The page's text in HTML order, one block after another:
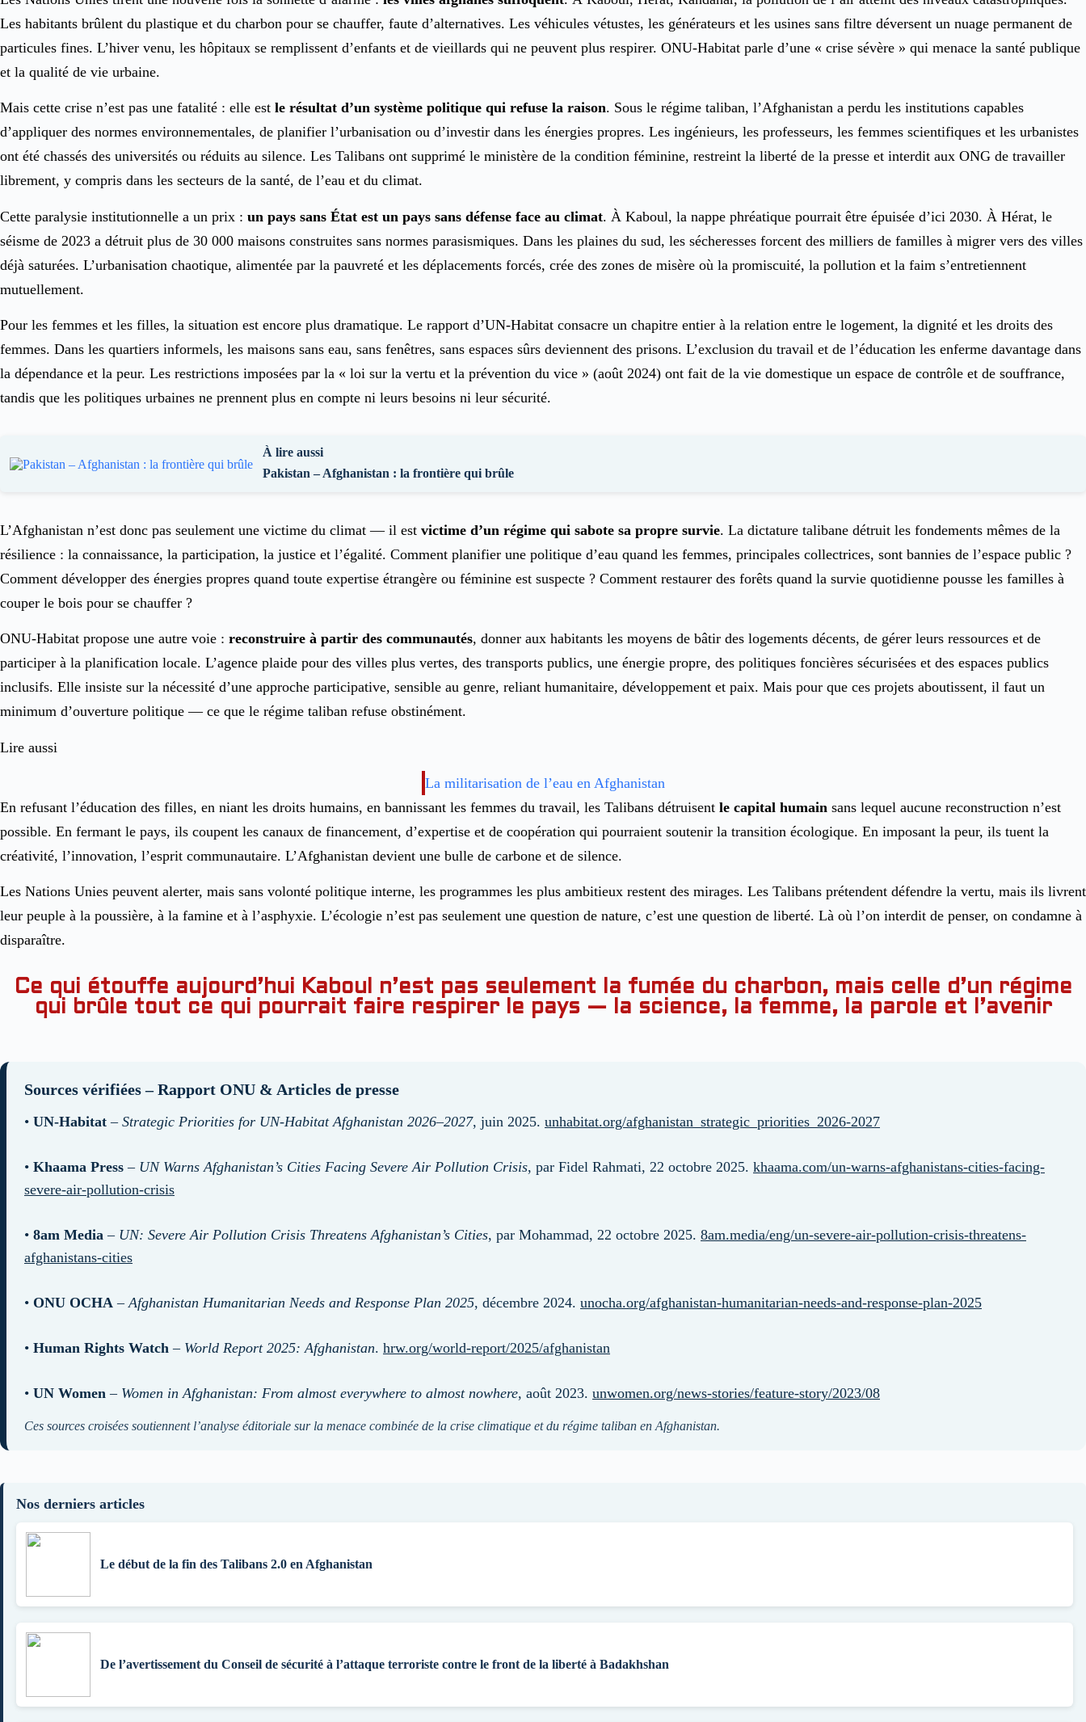
Les habitants brûlent du plastique et du charbon pour se chauffer, faute d’alternatives. Les véhicules vétustes, les générateurs et les usines sans filtre déversent un nuage permanent de
particules fines. L’hiver venu, les hôpitaux se remplissent d’enfants et de vieillards qui ne peuvent plus respirer. ONU-Habitat parle d’une « crise sévère » qui menace la santé publique
et la qualité de vie urbaine.
Mais cette crise n’est pas une fatalité : elle est le résultat d’un système politique qui refuse la raison. Sous le régime taliban, l’Afghanistan a perdu les institutions capables
d’appliquer des normes environnementales, de planifier l’urbanisation ou d’investir dans les énergies propres. Les ingénieurs, les professeurs, les femmes scientifiques et les urbanistes
ont été chassés des universités ou réduits au silence. Les Talibans ont supprimé le ministère de la condition féminine, restreint la liberté de la presse et interdit aux ONG de travailler
librement, y compris dans les secteurs de la santé, de l’eau et du climat.
Cette paralysie institutionnelle a un prix : un pays sans État est un pays sans défense face au climat. À Kaboul, la nappe phréatique pourrait être épuisée d’ici 2030. À Hérat, le
séisme de 2023 a détruit plus de 30 000 maisons construites sans normes parasismiques. Dans les plaines du sud, les sécheresses forcent des milliers de familles à migrer vers des villes
déjà saturées. L’urbanisation chaotique, alimentée par la pauvreté et les déplacements forcés, crée des zones de misère où la promiscuité, la pollution et la faim s’entretiennent
mutuellement.
Pour les femmes et les filles, la situation est encore plus dramatique. Le rapport d’UN-Habitat consacre un chapitre entier à la relation entre le logement, la dignité et les droits des
femmes. Dans les quartiers informels, les maisons sans eau, sans fenêtres, sans espaces sûrs deviennent des prisons. L’exclusion du travail et de l’éducation les enferme davantage dans
la dépendance et la peur. Les restrictions imposées par la « loi sur la vertu et la prévention du vice » (août 2024) ont fait de la vie domestique un espace de contrôle et de souffrance,
tandis que les politiques urbaines ne prennent plus en compte ni leurs besoins ni leur sécurité.
À lire aussi
Pakistan – Afghanistan : la frontière qui brûle
L’Afghanistan n’est donc pas seulement une victime du climat — il est victime d’un régime qui sabote sa propre survie. La dictature talibane détruit les fondements mêmes de la
résilience : la connaissance, la participation, la justice et l’égalité. Comment planifier une politique d’eau quand les femmes, principales collectrices, sont bannies de l’espace public ?
Comment développer des énergies propres quand toute expertise étrangère ou féminine est suspecte ? Comment restaurer des forêts quand la survie quotidienne pousse les familles à
couper le bois pour se chauffer ?
ONU-Habitat propose une autre voie : reconstruire à partir des communautés, donner aux habitants les moyens de bâtir des logements décents, de gérer leurs ressources et de
participer à la planification locale. L’agence plaide pour des villes plus vertes, des transports publics, une énergie propre, des politiques foncières sécurisées et des espaces publics
inclusifs. Elle insiste sur la nécessité d’une approche participative, sensible au genre, reliant humanitaire, développement et paix. Mais pour que ces projets aboutissent, il faut un
minimum d’ouverture politique — ce que le régime taliban refuse obstinément.
Lire aussi
La militarisation de l’eau en Afghanistan
En refusant l’éducation des filles, en niant les droits humains, en bannissant les femmes du travail, les Talibans détruisent le capital humain sans lequel aucune reconstruction n’est
possible. En fermant le pays, ils coupent les canaux de financement, d’expertise et de coopération qui pourraient soutenir la transition écologique. En imposant la peur, ils tuent la
créativité, l’innovation, l’esprit communautaire. L’Afghanistan devient une bulle de carbone et de silence.
Les Nations Unies peuvent alerter, mais sans volonté politique interne, les programmes les plus ambitieux restent des mirages. Les Talibans prétendent défendre la vertu, mais ils livrent
leur peuple à la poussière, à la famine et à l’asphyxie. L’écologie n’est pas seulement une question de nature, c’est une question de liberté. Là où l’on interdit de penser, on condamne à
disparaître.
Ce qui étouffe aujourd’hui Kaboul n’est pas seulement la fumée du charbon, mais celle d’un régime
qui brûle tout ce qui pourrait faire respirer le pays — la science, la femme, la parole et l’avenir
Sources vérifiées – Rapport ONU & Articles de presse
• UN-Habitat – Strategic Priorities for UN-Habitat Afghanistan 2026–2027, juin 2025. unhabitat.org/afghanistan_strategic_priorities_2026-2027
• Khaama Press – UN Warns Afghanistan’s Cities Facing Severe Air Pollution Crisis, par Fidel Rahmati, 22 octobre 2025. khaama.com/un-warns-afghanistans-cities-facing-
severe-air-pollution-crisis
• 8am Media – UN: Severe Air Pollution Crisis Threatens Afghanistan’s Cities, par Mohammad, 22 octobre 2025. 8am.media/eng/un-severe-air-pollution-crisis-threatens-
afghanistans-cities
• ONU OCHA –Afghanistan Humanitarian Needs and Response Plan 2025, décembre 2024. unocha.org/afghanistan-humanitarian-needs-and-response-plan-2025
• Human Rights Watch – World Report 2025: Afghanistan. hrw.org/world-report/2025/afghanistan
• UN Women – Women in Afghanistan: From almost everywhere to almost nowhere, août 2023. unwomen.org/news-stories/feature-story/2023/08
Ces sources croisées soutiennent l’analyse éditoriale sur la menace combinée de la crise climatique et du régime taliban en Afghanistan.
Nos derniers articles
Le début de la fin des Talibans 2.0 en Afghanistan
De l’avertissement du Conseil de sécurité à l’attaque terroriste contre le front de la liberté à Badakhshan